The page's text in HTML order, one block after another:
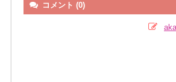
コメント (0)